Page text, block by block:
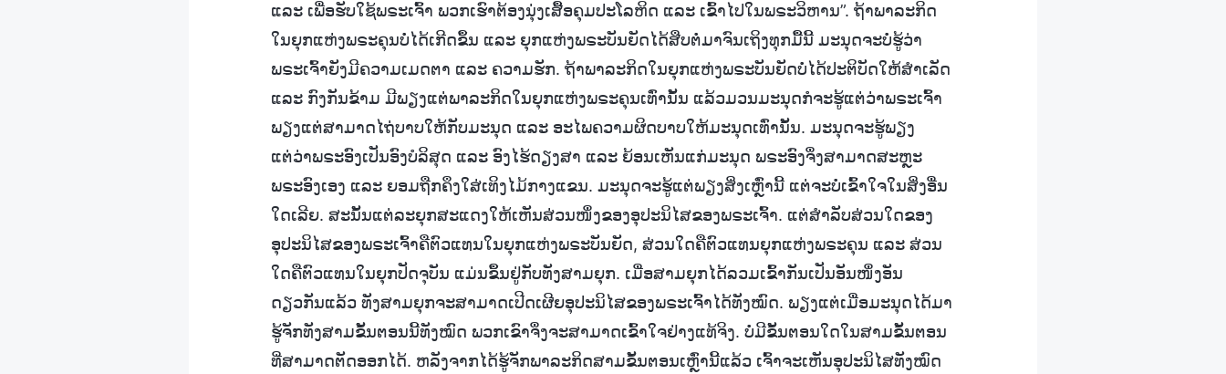
ແລະ ເພື່ອຮັບໃຊ້ພຣະເຈົ້າ ພວກເຮົາຕ້ອງນຸ່ງເສື້ອຄຸມປະໂລຫິດ ແລະ ເຂົ້າໄປໃນພຣະວິຫານ”. ຖ້າພາລະກິດ
ໃນຍຸກແຫ່ງພຣະຄຸນບໍ່ໄດ້ເກີດຂຶ້ນ ແລະ ຍຸກແຫ່ງພຣະບັນຍັດໄດ້ສືບຕໍ່ມາຈົນເຖິງທຸກມື້ນີ້ ມະນຸດຈະບໍ່ຮູ້ວ່າ
ພຣະເຈົ້າຍັງມີຄວາມເມດຕາ ແລະ ຄວາມຮັກ. ຖ້າພາລະກິດໃນຍຸກແຫ່ງພຣະບັນຍັດບໍ່ໄດ້ປະຕິບັດໃຫ້ສໍາເລັດ
ແລະ ກົງກັນຂ້າມ ມີພຽງແຕ່ພາລະກິດໃນຍຸກແຫ່ງພຣະຄຸນເທົ່ານັ້ນ ແລ້ວມວນມະນຸດກໍຈະຮູ້ແຕ່ວ່າພຣະເຈົ້າ
ພຽງແຕ່ສາມາດໄຖ່ບາບໃຫ້ກັບມະນຸດ ແລະ ອະໄພຄວາມຜິດບາບໃຫ້ມະນຸດເທົ່ານັ້ນ. ມະນຸດຈະຮູ້ພຽງ
ແຕ່ວ່າພຣະອົງເປັນອົງບໍລິສຸດ ແລະ ອົງໄຮ້ດຽງສາ ແລະ ຍ້ອນເຫັນແກ່ມະນຸດ ພຣະອົງຈຶ່ງສາມາດສະຫຼະ
ພຣະອົງເອງ ແລະ ຍອມຖືກຄຶງໃສ່ເທິງໄມ້ກາງແຂນ. ມະນຸດຈະຮູ້ແຕ່ພຽງສິ່ງເຫຼົ່ານີ້ ແຕ່ຈະບໍ່ເຂົ້າໃຈໃນສິ່ງອື່ນ
ໃດເລີຍ. ສະນັ້ນແຕ່ລະຍຸກສະແດງໃຫ້ເຫັນສ່ວນໜຶ່ງຂອງອຸປະນິໄສຂອງພຣະເຈົ້າ. ແຕ່ສໍາລັບສ່ວນໃດຂອງ
ອຸປະນິໄສຂອງພຣະເຈົ້າຄືຕົວແທນໃນຍຸກແຫ່ງພຣະບັນຍັດ, ສ່ວນໃດຄືຕົວແທນຍຸກແຫ່ງພຣະຄຸນ ແລະ ສ່ວນ
ໃດຄືຕົວແທນໃນຍຸກປັດຈຸບັນ ແມ່ນຂຶ້ນຢູ່ກັບທັງສາມຍຸກ. ເມື່ອສາມຍຸກໄດ້ລວມເຂົ້າກັນເປັນອັນໜຶ່ງອັນ
ດຽວກັນແລ້ວ ທັງສາມຍຸກຈະສາມາດເປີດເຜີຍອຸປະນິໄສຂອງພຣະເຈົ້າໄດ້ທັງໝົດ. ພຽງແຕ່ເມື່ອມະນຸດໄດ້ມາ
ຮູ້ຈັກທັງສາມຂັ້ນຕອນນີ້ທັງໝົດ ພວກເຂົາຈຶ່ງຈະສາມາດເຂົ້າໃຈຢ່າງແທ້ຈິງ. ບໍ່ມີຂັ້ນຕອນໃດໃນສາມຂັ້ນຕອນ
ທີ່ສາມາດຕັດອອກໄດ້. ຫລັງຈາກໄດ້ຮູ້ຈັກພາລະກິດສາມຂັ້ນຕອນເຫຼົ່ານີ້ແລ້ວ ເຈົ້າຈະເຫັນອຸປະນິໄສທັງໝົດ